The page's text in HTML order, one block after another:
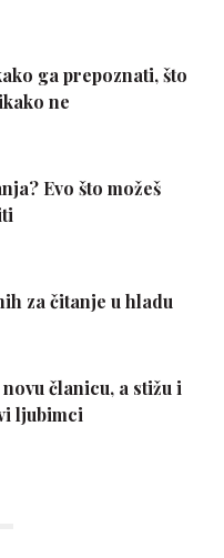
ga prepoznati, što
ne
Evo što možeš
za čitanje u hladu
članicu, a stižu i
ljubimci